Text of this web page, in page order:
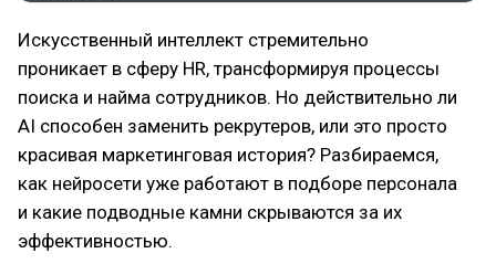
Искусственный интеллект стремительно
проникает в сферу HR, трансформируя процессы
поиска и найма сотрудников. Но действительно ли
AI способен заменить рекрутеров, или это просто
красивая маркетинговая история? Разбираемся,
как нейросети уже работают в подборе персонала
и какие подводные камни скрываются за их
эффективностью.